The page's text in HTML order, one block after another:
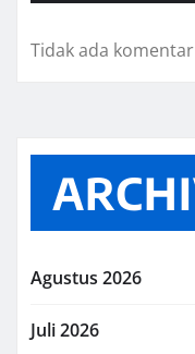
Tidak ada
Agustus 2026
Juli 2026